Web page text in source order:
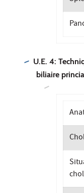
U.E. 4:
biliaire